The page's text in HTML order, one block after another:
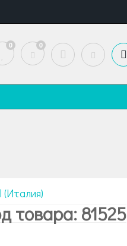
0 0
(Италия)
товара: 81525